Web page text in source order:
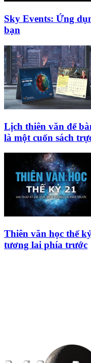
Sky Events: Ứng
bạn
Lịch thiên văn để
là một cuốn sách
Thiên văn học thế
tương lai phía trước